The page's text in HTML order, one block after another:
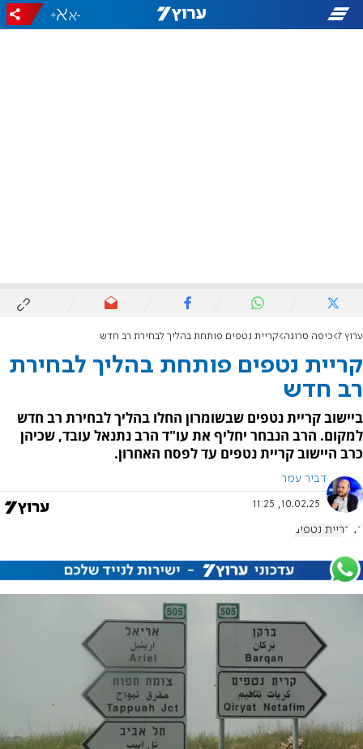
-
+
ערוץ 7 כיפה סרוגה קריית נטפים פותחת בהליך לבחירת רב חדש
קריית נטפים פותחת בהליך לבחירת
רב חדש
ביישוב קריית נטפים שבשומרון החלו בהליך לבחירת רב חדש
למקום. הרב הנבחר יחליף את עו"ד הרב נתנאל עובד, שכיהן
כרב היישוב קריית נטפים עד לפסח האחרון.
דביר עמר
10.02.25, 11:25
רב קריית נטפים